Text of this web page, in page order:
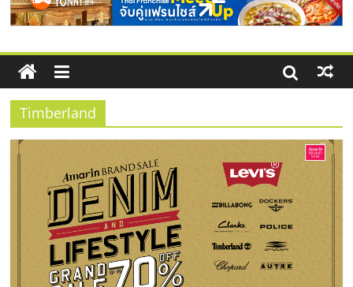
โซลูชันระบบภาพและเสียง
ข้อมูล
ธุรกิจ
SME
แห่ง
ประเทศไทย,
ThaiSMEsCenter,
Timberland